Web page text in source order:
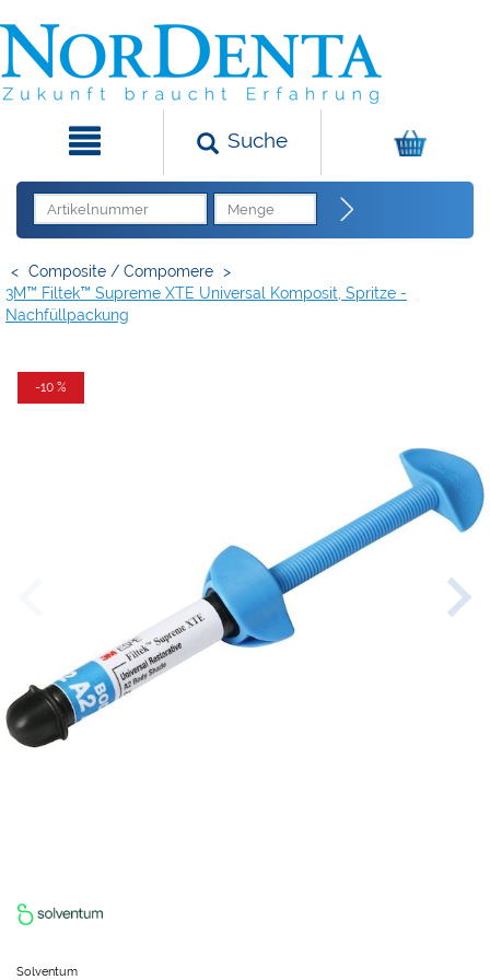
Suche
< Composite / Compomere >
3M™ Filtek™ Supreme XTE Universal Komposit, Spritze -
Nachfüllpackung
-10 %
Solventum